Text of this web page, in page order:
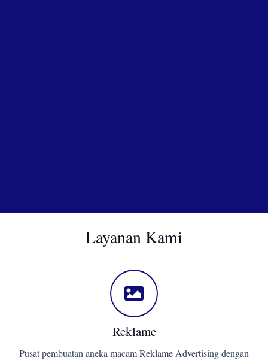
Layanan Kami
Reklame
Pusat pembuatan aneka macam Reklame Advertising dengan